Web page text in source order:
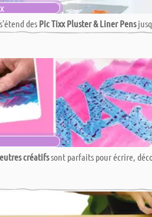
des Pic Tixx Pluster & Liner Pens
créatifssont parfaits pour écrire,